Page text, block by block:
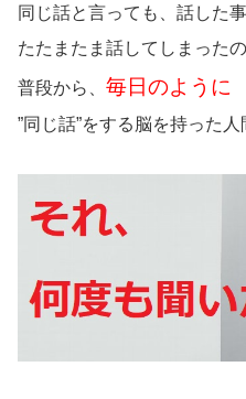
同じ話と言っても、話した事
たたまたま話してしまった
普段から、 毎日のように
”同じ話”をする脳を持った